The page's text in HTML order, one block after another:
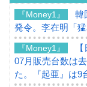
『Money1』
韓
発令。李在明「
『Money1』
07月販売台数は
た。『起亜』は9